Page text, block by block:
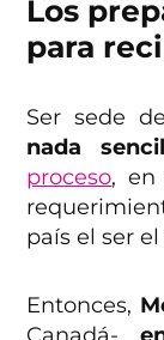
Los
para
Ser sede
nada
proceso, en
país el ser
Entonces,
Canadá-